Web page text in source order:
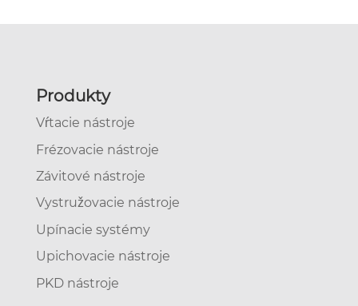
Produkty
Vŕtacie nástroje
Frézovacie nástroje
Závitové nástroje
Vystružovacie nástroje
Upínacie systémy
Upichovacie nástroje
PKD nástroje